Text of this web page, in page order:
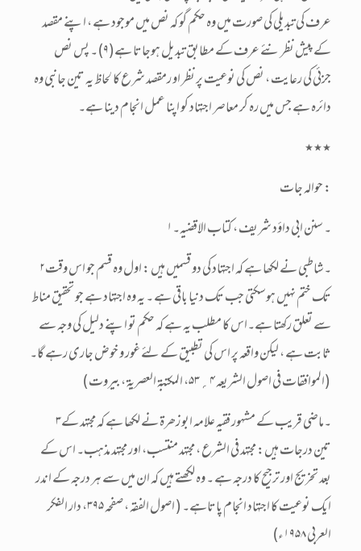
عرف کی تبدیلی کی صورت میں وہ حکم گو کہ نص میں موجود ہے ، اپنے مقصد
کے پیش نظر نئے عرف کے مطابق تبدیل ہوجاتا ہے(۹)۔ پس نص
جزئی کی رعایت ، نص کی نوعیت پر نظر او رمقصد شرع کا لحاظ یہ تین جانبی وہ
دائرہ ہے جس میں رہ کر معاصر اجتہاد کو اپنا عمل انجام دینا ہے۔
٭٭٭
حوالہ جات :
۱۔ سنن ابی داؤد شریف ، کتاب الاقضیہ۔
۲۔شاطبی نے لکھا ہے کہ اجتہاد کی دو قسمیں ہیں : اول وہ قسم جو اس وقت
تک ختم نہیں ہوسکتی جب تک دنیا باقی ہے ۔ یہ وہ اجتہاد ہے جو تحقیق مناط
سے تعلق رکھتا ہے۔اس کا مطلب یہ ہے کہ حکم تو اپنے دلیل کی وجہ سے
ثابت ہے ، لیکن واقعہ پر اس کی تطبیق کے لئے غور و خوض جاری رہے گا۔
(الموافقات فی اصول الشریعہ ۴؍۵۳، المکتبۃ العصریۃ ، بیروت )
۳۔ماضی قریب کے مشہور فقیہ علامہ ابو زھرۃ نے لکھا ہے کہ مجتہد کے
تین درجات ہیں: مجتہد فی الشرع ، مجتہد منتسب، اور مجتہد مذہب۔ اس کے
بعد تخریج اور ترجیح کا درجہ ہے ۔ وہ لکھتے ہیں کہ ان میں سے ہر درجہ کے اندر
ایک نوعیت کا اجتہاد انجام پاتاہے۔ ( اصول الفقہ ، صفحہ ۳۹۵، دار الفکر
العربی ۱۹۵۸ء)